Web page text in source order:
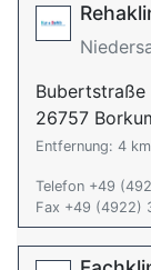
Bubertstraße
26757
Entfernung: 4 km
Telefon +49
Fax +49 (4922)